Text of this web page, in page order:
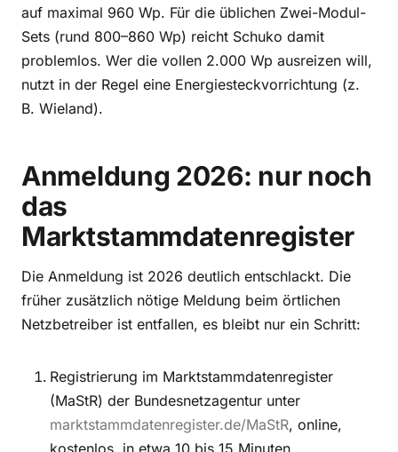
auf maximal 960 Wp. Für die üblichen Zwei-Modul-
Sets (rund 800–860 Wp) reicht Schuko damit
problemlos. Wer die vollen 2.000 Wp ausreizen will,
nutzt in der Regel eine Energiesteckvorrichtung (z.
B. Wieland).
Anmeldung 2026: nur noch
das
Marktstammdatenregister
Die Anmeldung ist 2026 deutlich entschlackt. Die
früher zusätzlich nötige Meldung beim örtlichen
Netzbetreiber ist entfallen, es bleibt nur ein Schritt:
Registrierung im Marktstammdatenregister
(MaStR) der Bundesnetzagentur unter
marktstammdatenregister.de/MaStR, online,
kostenlos, in etwa 10 bis 15 Minuten.